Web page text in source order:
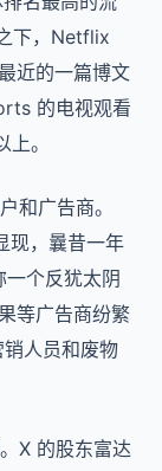
下，Netflix
近的一篇博文
的电视观看
。
和广告商。
现，曩昔一年
个反犹太阴
等广告商纷繁
人员和废物
X 的股东富达